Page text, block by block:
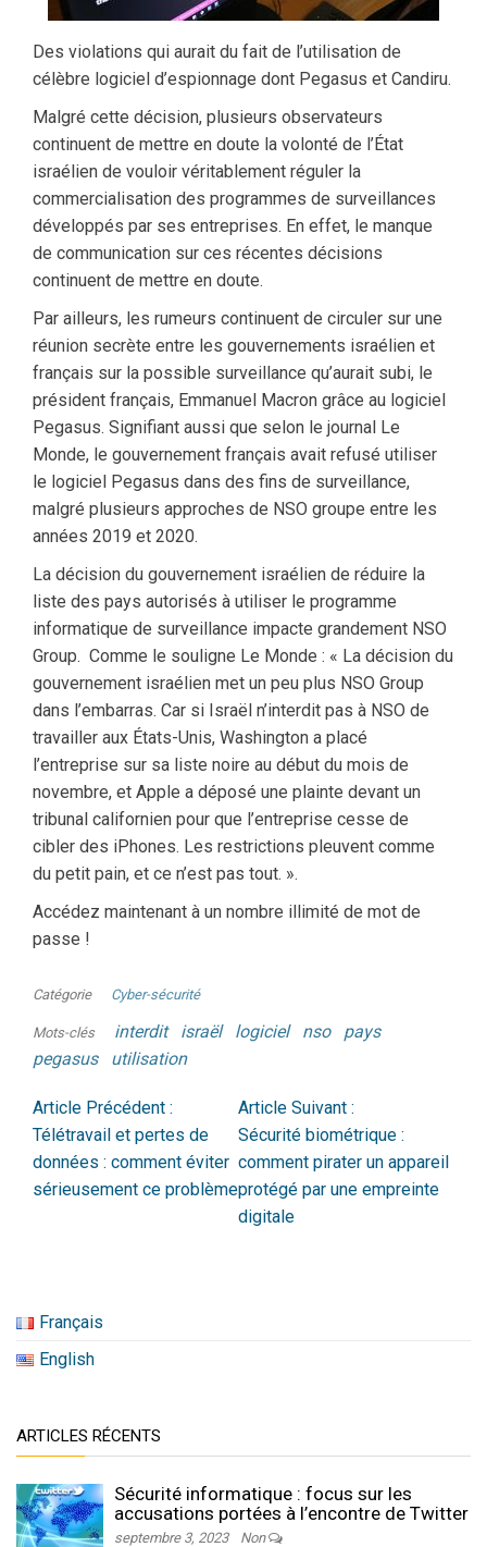
Des violations qui aurait du fait de l’utilisation de
célèbre logiciel d’espionnage dont Pegasus et Candiru.
Malgré cette décision, plusieurs observateurs
continuent de mettre en doute la volonté de l’État
israélien de vouloir véritablement réguler la
commercialisation des programmes de surveillances
développés par ses entreprises. En effet, le manque
de communication sur ces récentes décisions
continuent de mettre en doute.
Par ailleurs, les rumeurs continuent de circuler sur une
réunion secrète entre les gouvernements israélien et
français sur la possible surveillance qu’aurait subi, le
président français, Emmanuel Macron grâce au logiciel
Pegasus. Signifiant aussi que selon le journal Le
Monde, le gouvernement français avait refusé utiliser
le logiciel Pegasus dans des fins de surveillance,
malgré plusieurs approches de NSO groupe entre les
années 2019 et 2020.
La décision du gouvernement israélien de réduire la
liste des pays autorisés à utiliser le programme
informatique de surveillance impacte grandement NSO
Group. Comme le souligne Le Monde : « La décision du
gouvernement israélien met un peu plus NSO Group
dans l’embarras. Car si Israël n’interdit pas à NSO de
travailler aux États-Unis, Washington a placé
l’entreprise sur sa liste noire au début du mois de
novembre, et Apple a déposé une plainte devant un
tribunal californien pour que l’entreprise cesse de
cibler des iPhones. Les restrictions pleuvent comme
du petit pain, et ce n’est pas tout. ».
Accédez maintenant à un nombre illimité de mot de
passe !
Catégorie Cyber-sécurité
Mots-clés interdit israël logiciel nso
pays
pegasus
utilisation
Article Précédent :
Télétravail et pertes de
données : comment éviter
sérieusement ce problème
Article Suivant :
Sécurité biométrique :
comment pirater un appareil
protégé par une empreinte
digitale
Français
English
ARTICLES RÉCENTS
Sécurité informatique : focus sur les
accusations portées à l’encontre de Twitter
septembre 3, 2023 Non